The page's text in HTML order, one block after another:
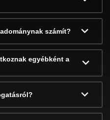
számít?
egyébként a